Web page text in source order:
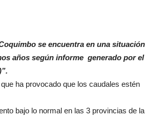
se encuentra en una situación
años según informe generado por el
ha provocado que los caudales estén
bajo lo normal en las 3 provincias de la